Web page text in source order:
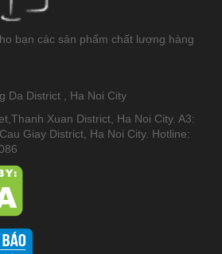
bạn các sản phẩm chất lượng hàng
Da District , Ha Noi City
Xuan District, Ha Noi City. A3:
Giay District, Ha Noi City. Hotline: